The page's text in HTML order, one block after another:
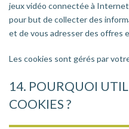
jeux vidéo connectée à
pour but de collecter des
et de vous adresser des offres
Les cookies sont gérés par
14. POURQUOI
COOKIES ?